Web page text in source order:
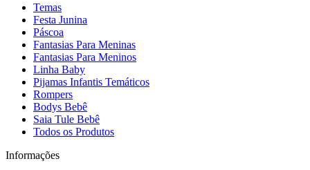
Temas
Festa Junina
Páscoa
Fantasias Para Meninas
Fantasias Para Meninos
Linha Baby
Pijamas Infantis Temáticos
Rompers
Bodys Bebê
Saia Tule Bebê
Todos os Produtos
Informações